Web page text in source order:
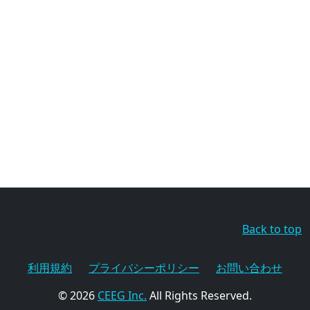
Back to top
利用規約 プライバシーポリシー
お問い合わせ
© 2026 CEEG Inc. All Rights Reserved.